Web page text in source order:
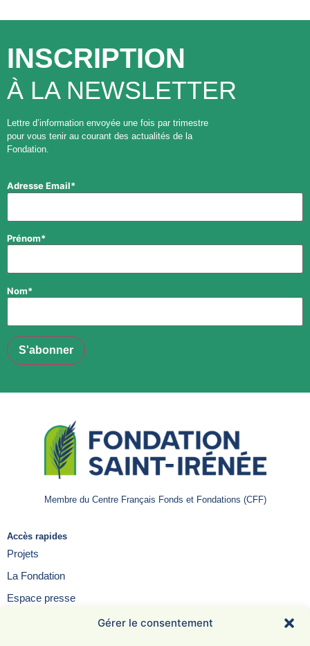
Gérer le consentement
INSCRIPTION
À LA NEWSLETTER
Lettre d’information envoyée une fois par trimestre
pour vous tenir au courant des actualités de la
Fondation.
Adresse Email*
Prénom*
Nom*
Accès rapides
Projets
La Fondation
Espace presse
Membre du Centre Français Fonds et Fondations (CFF)